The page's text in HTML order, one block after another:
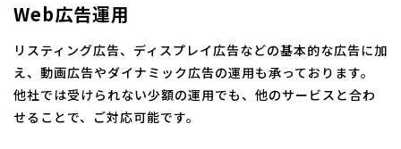
Web広告運用
リスティング広告、ディスプレイ広告などの基本的な広告に加
え、動画広告やダイナミック広告の運用も承っております。
他社では受けられない少額の運用でも、他のサービスと合わ
せることで、ご対応可能です。